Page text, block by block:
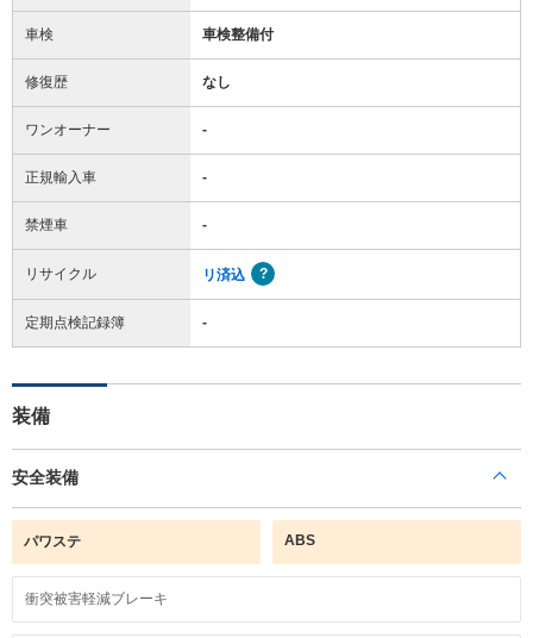
車検 車検整備付
修復歴 なし
ワンオーナー -
正規輸入車 -
禁煙車 -
リサイクル リ済込
定期点検記録簿 -
装備
安全装備
パワステ ABS
衝突被害軽減ブレーキ